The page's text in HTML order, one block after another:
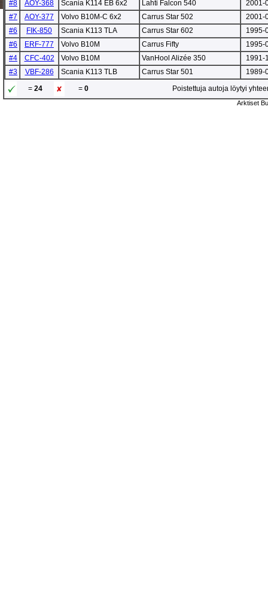
#8
AOY-368 Scania K114 EB 6x2 Lahti Falcon 540
2001-
#7
AOY-377 Volvo B10M-C 6x2 Carrus Star 502
2001-
#6
FIK-850 Scania K113 TLA Carrus Star 602
1995-
#6
ERF-777 Volvo B10M Carrus Fifty
1995-
#4
CFC-402 Volvo B10M VanHool Alizée 350
1991-
#3
VBF-286 Scania K113 TLB Carrus Star 501
1989-
= 24 = 0 Poistettuja autoja löytyi
Arktiset